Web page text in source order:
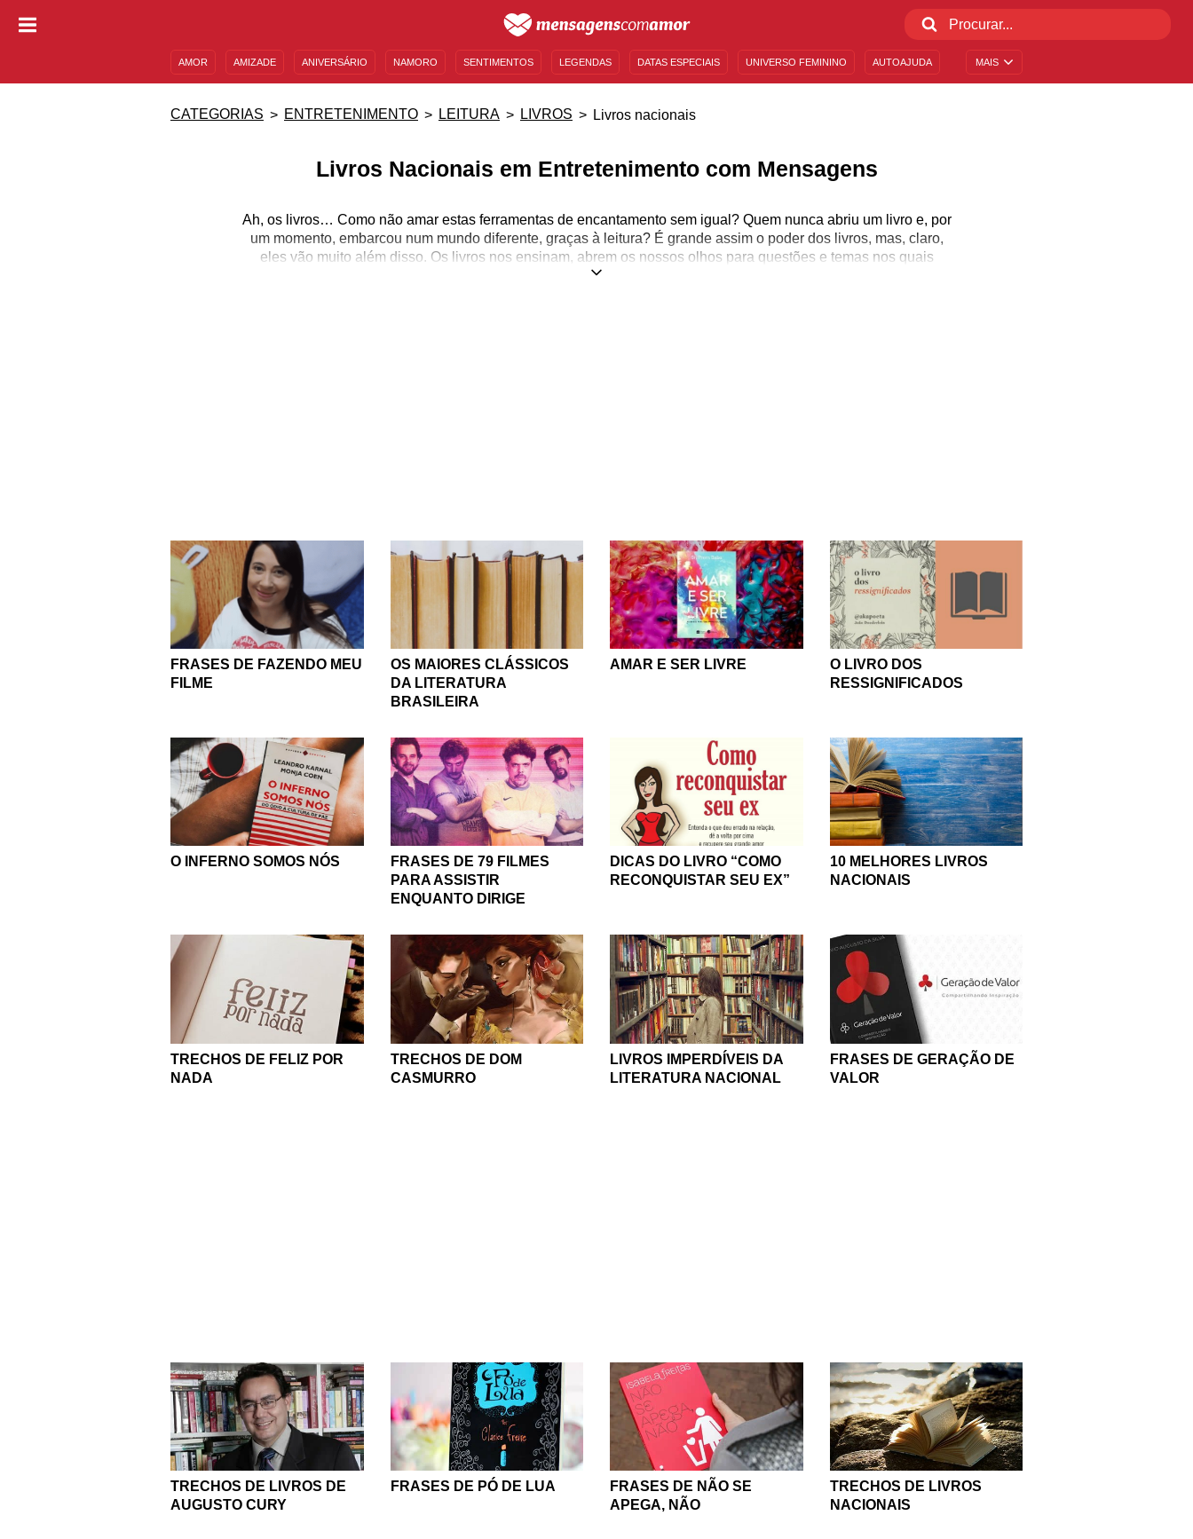
MAIS
AMOR AMIZADE ANIVERSÁRIO NAMORO SENTIMENTOS LEGENDAS DATAS ESPECIAIS UNIVERSO FEMININO AUTOAJUDA
CATEGORIAS ENTRETENIMENTO LEITURA LIVROS Livros nacionais
Livros Nacionais em Entretenimento com Mensagens
Ah, os livros… Como não amar estas ferramentas de encantamento sem igual? Quem nunca abriu um livro e, por
um momento, embarcou num mundo diferente, graças à leitura? É grande assim o poder dos livros, mas, claro,
eles vão muito além disso. Os livros nos ensinam, abrem os nossos olhos para questões e temas nos quais
nunca pensamos antes. Eles dão asas a nossa imaginação, incentivam nossa criatividade e podem nos revelar
sobre a história e cultura brasileira por meio da literatura. Encante-se, inspire-se, embarque nessa leitura. Seja
para reler suas palavras favoritas ou dar uma chance àquele livro ou autor que você nunca esperou gostar.
Qualquer que seja a sua intenção, temos certeza que tem algo aqui que é perfeito para você. Vamos lá?
FRASES DE FAZENDO MEU
FILME
OS MAIORES CLÁSSICOS
DA LITERATURA
BRASILEIRA
AMAR E SER LIVRE
O LIVRO DOS
RESSIGNIFICADOS
O INFERNO SOMOS NÓS
FRASES DE 79 FILMES
PARA ASSISTIR
ENQUANTO DIRIGE
DICAS DO LIVRO “COMO
RECONQUISTAR SEU EX”
10 MELHORES LIVROS
NACIONAIS
TRECHOS DE FELIZ POR
NADA
TRECHOS DE DOM
CASMURRO
LIVROS IMPERDÍVEIS DA
LITERATURA NACIONAL
FRASES DE GERAÇÃO DE
VALOR
TRECHOS DE LIVROS DE
AUGUSTO CURY
FRASES DE PÓ DE LUA
FRASES DE NÃO SE
APEGA, NÃO
TRECHOS DE LIVROS
NACIONAIS